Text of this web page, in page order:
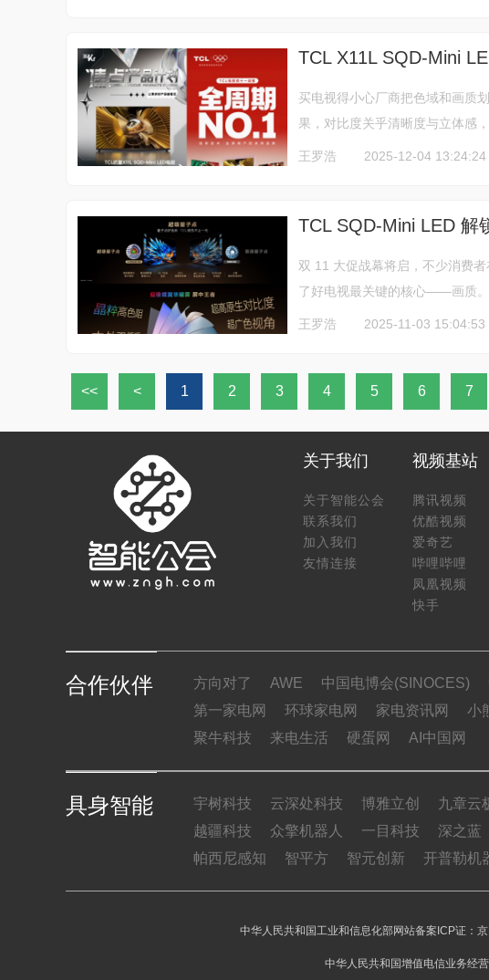
TCL X11L SQD-Mini
买电视得小心厂商把色域和画质
果，对比度关乎清晰度与立体感
王罗浩 2025-12-04 13:24:24
TCL SQD-Mini LED 解
双 11 大促战幕将启，不少消费
了好电视最关键的核心——画质。
王罗浩 2025-11-03 15:04:53
<< < 1 2 3 4 5 6 7
关于我们
关于智能公会
联系我们
加入我们
友情连接
视频基站
腾讯视频
优酷视频
爱奇艺
哔哩哔哩
凤凰视频
快手
合作伙伴 方向对了 AWE 中国电博会(SINOCES)
第一家电网
环球家电网 家电资讯网 小
聚牛科技
来电生活 硬蛋网 AI中国网
具身智能 宇树科技 云深处科技 博雅立创 九章云
越疆科技
众擎机器人 一目科技 深之蓝
帕西尼感知
智平方 智元创新 开普勒机
中华人民共和国工业和信息化部网站备案ICP证：
中华人民共和国增值电信业务经